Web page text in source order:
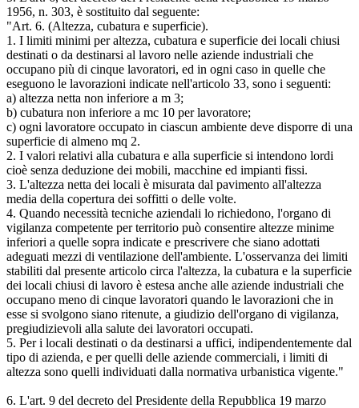
1956, n. 303, è sostituito dal seguente:
"Art. 6. (Altezza, cubatura e superficie).
1. I limiti minimi per altezza, cubatura e superficie dei locali chiusi
destinati o da destinarsi al lavoro nelle aziende industriali che
occupano più di cinque lavoratori, ed in ogni caso in quelle che
eseguono le lavorazioni indicate nell'articolo 33, sono i seguenti:
a) altezza netta non inferiore a m 3;
b) cubatura non inferiore a mc 10 per lavoratore;
c) ogni lavoratore occupato in ciascun ambiente deve disporre di una
superficie di almeno mq 2.
2. I valori relativi alla cubatura e alla superficie si intendono lordi
cioè senza deduzione dei mobili, macchine ed impianti fissi.
3. L'altezza netta dei locali è misurata dal pavimento all'altezza
media della copertura dei soffitti o delle volte.
4. Quando necessità tecniche aziendali lo richiedono, l'organo di
vigilanza competente per territorio può consentire altezze minime
inferiori a quelle sopra indicate e prescrivere che siano adottati
adeguati mezzi di ventilazione dell'ambiente. L'osservanza dei limiti
stabiliti dal presente articolo circa l'altezza, la cubatura e la superficie
dei locali chiusi di lavoro è estesa anche alle aziende industriali che
occupano meno di cinque lavoratori quando le lavorazioni che in
esse si svolgono siano ritenute, a giudizio dell'organo di vigilanza,
pregiudizievoli alla salute dei lavoratori occupati.
5. Per i locali destinati o da destinarsi a uffici, indipendentemente dal
tipo di azienda, e per quelli delle aziende commerciali, i limiti di
altezza sono quelli individuati dalla normativa urbanistica vigente."
6. L'art. 9 del decreto del Presidente della Repubblica 19 marzo